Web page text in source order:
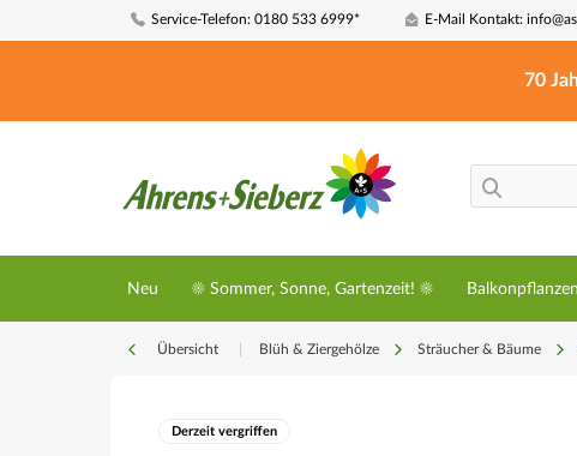
Service-Telefon: 0180 533 6999* E-Mail Kontakt:
70
Neu ☀️ Sommer, Sonne, Gartenzeit! ☀️ Balkonpflanzen
Übersicht Blüh & Ziergehölze Sträucher & Bäume
Derzeit vergriffen